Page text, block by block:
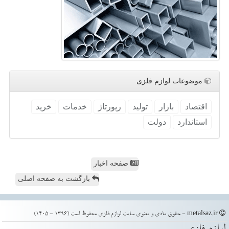
موضوعات لوازم فلزی
اقتصاد بازار تولید رپورتاژ خدمات
خرید
استاندارد
دولت
صفحه اخبار
بازگشت به صفحه اصلی